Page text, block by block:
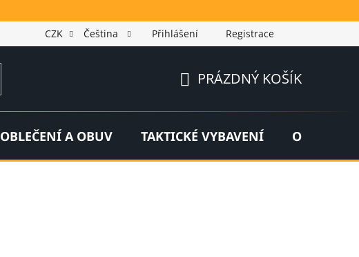
CZK Čeština Přihlášení Registrace
KOŠÍK
PRÁZDNÝ KOŠÍK
OBLEČENÍ A OBUV TAKTICKÉ VYBAVENÍ OUTDOOR